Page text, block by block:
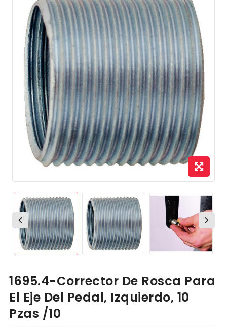
1695.4-Corrector De Rosca Para
El Eje Del Pedal, Izquierdo, 10
Pzas /10